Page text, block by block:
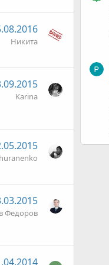
Никита
Karina
Федоров